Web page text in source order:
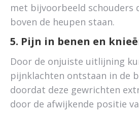
met bijvoorbeeld schouders
boven de heupen staan.
5. Pijn in benen en
Door de onjuiste uitlijning
pijnklachten ontstaan in de
doordat deze gewrichten
door de afwijkende positie